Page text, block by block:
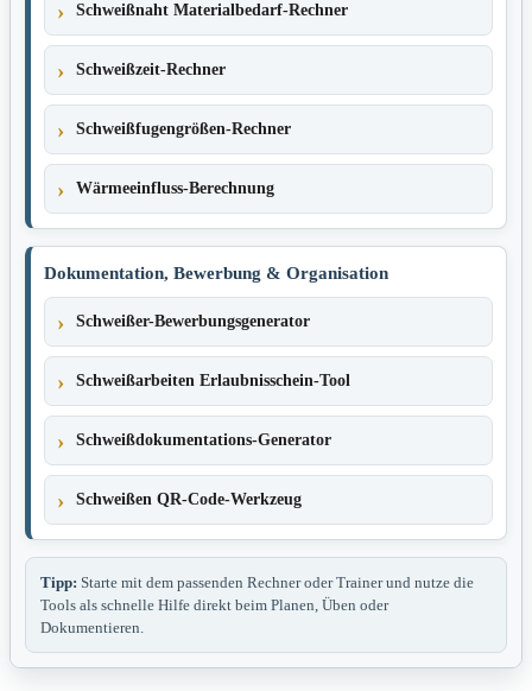
Schweißnaht Materialbedarf-Rechner
Schweißzeit-Rechner
Schweißfugengrößen-Rechner
Wärmeeinfluss-Berechnung
Dokumentation, Bewerbung & Organisation
Schweißer-Bewerbungsgenerator
Schweißarbeiten Erlaubnisschein-Tool
Schweißdokumentations-Generator
Schweißen QR-Code-Werkzeug
Tipp: Starte mit dem passenden Rechner oder Trainer und nutze die
Tools als schnelle Hilfe direkt beim Planen, Üben oder
Dokumentieren.